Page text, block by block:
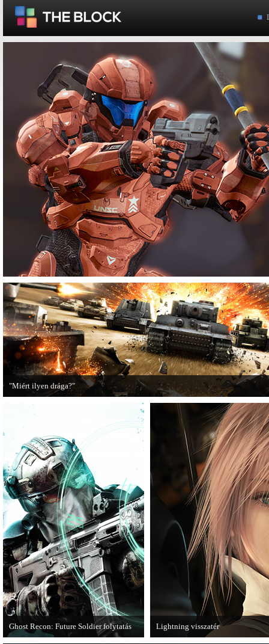
"Miért ilyen drága?"
A PC Guru utánajárt, miért kerülnek olyan sokba a AAA-kategóriás
Ghost Recon: Future Soldier folytatás Lightning visszatér